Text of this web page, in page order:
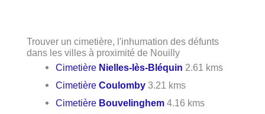
Trouver un cimetière, l'inhumation des défunts
dans les villes à proximité de Nouilly
Cimetière Nielles-lès-Bléquin 2.61 kms
CimetièreCoulomby 3.21 kms
Cimetière Bouvelinghem 4.16 kms